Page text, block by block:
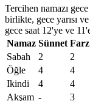
Tercihen namazı
birlikte, gece yarısı
gece saat 12'ye ve
Namaz Sünnet Farz
Sabah
2 2
Öğle
4 4
Ikindi
4 4
Akşam - 3